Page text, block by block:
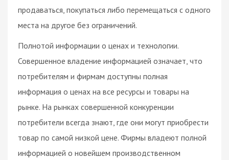
продаваться, покупаться либо перемещаться с одного
места на другое без ограничений.
Полнотой информации о ценах и технологии.
Совершенное владение информацией означает, что
потребителям и фирмам доступны полная
информация о ценах на все ресурсы и товары на
рынке. На рынках совершенной конкуренции
потребители всегда знают, где они могут приобрести
товар по самой низкой цене. Фирмы владеют полной
информацией о новейшем производственном